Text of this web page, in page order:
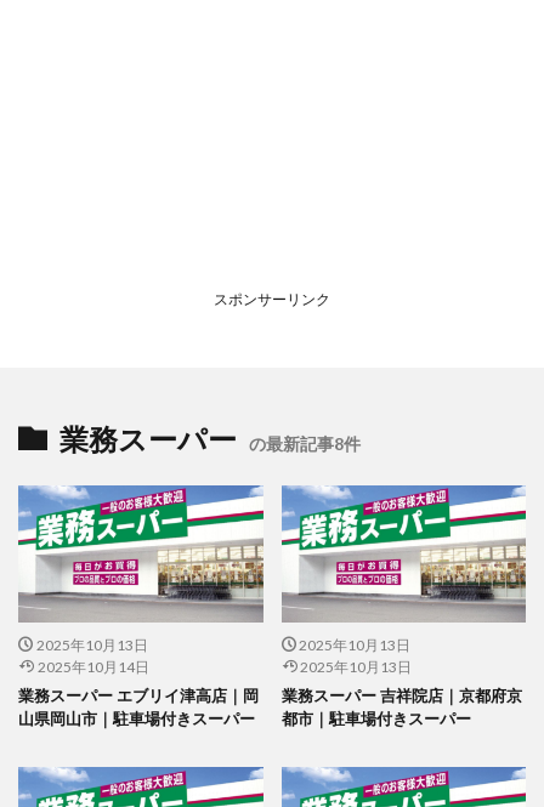
スポンサーリンク
業務スーパー の最新記事8件
2025年10月13日
2025年10月14日
業務スーパー エブリイ津高店｜岡
山県岡山市｜駐車場付きスーパー
2025年10月13日
2025年10月13日
業務スーパー 吉祥院店｜京都府京
都市｜駐車場付きスーパー